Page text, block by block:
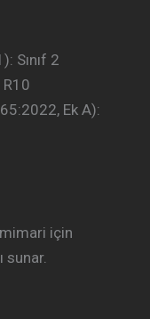
Sınıf 2
Ek A):
için
sunar.